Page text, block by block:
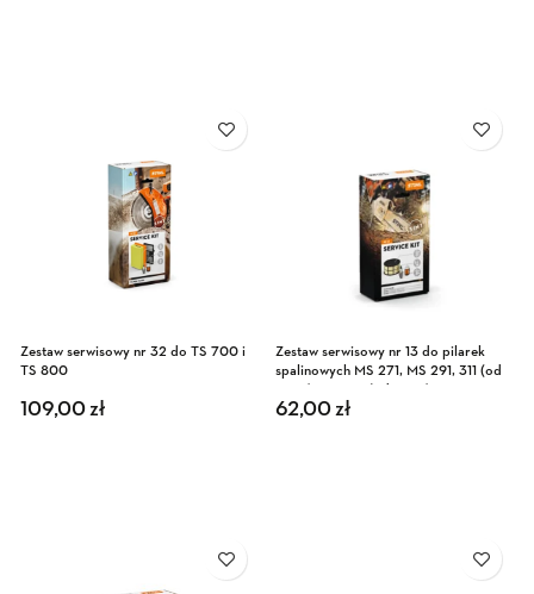
Zestaw serwisowy nr 32 do TS 700 i
TS 800
109,00zł
Zestaw serwisowy nr 13 do pilarek
spalinowych MS 271, MS 291, 311 (od
2014), MS 391 (od 2014)
62,00zł